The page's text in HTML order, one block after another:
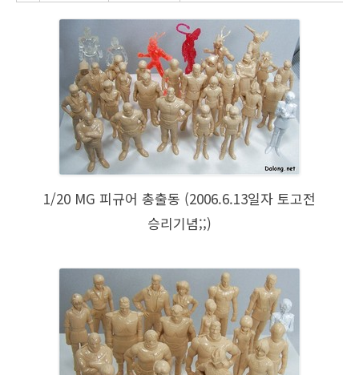
1/20 MG 피규어 총출동 (2006.6.13일자 토고전
승리기념;;)